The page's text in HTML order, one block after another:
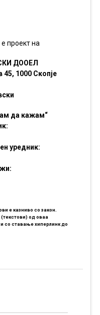
проект на
ДООЕЛ
1000 Скопје
да кажам“
уредник:
е казниво со закон.
од оваа
со ставање хиперлинк до